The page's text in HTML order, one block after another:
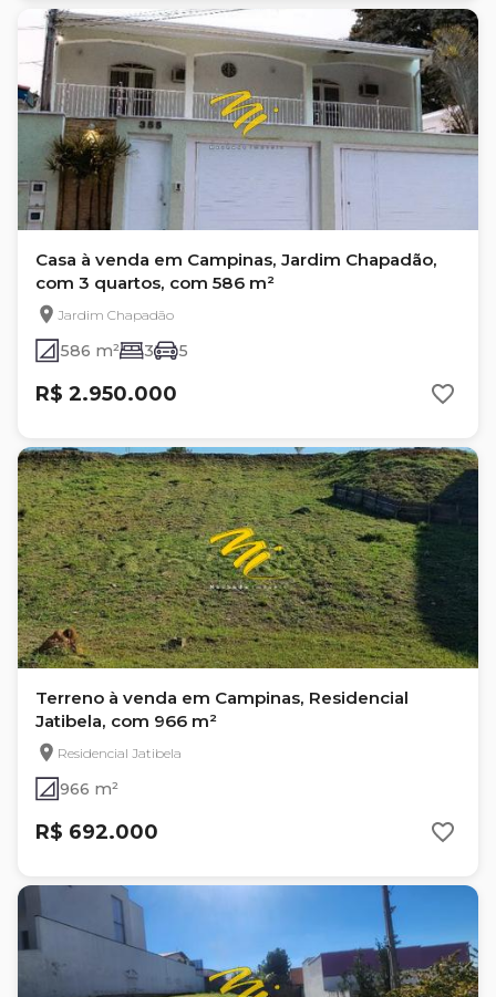
Casa à venda em Campinas, Jardim Chapadão,
com 3 quartos, com 586 m²
Jardim Chapadão
586 m² 3 5
R$ 2.950.000
Terreno à venda em Campinas, Residencial
Jatibela, com 966 m²
Residencial Jatibela
966 m²
R$ 692.000